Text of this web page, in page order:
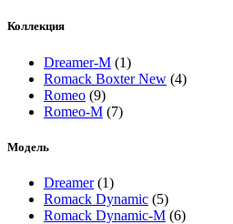
Коллекция
Dreamer-M (1)
Romack Boxter New (4)
Romeo (9)
Romeo-M (7)
Модель
Dreamer (1)
Romack Dynamic (5)
Romack Dynamic-M (6)